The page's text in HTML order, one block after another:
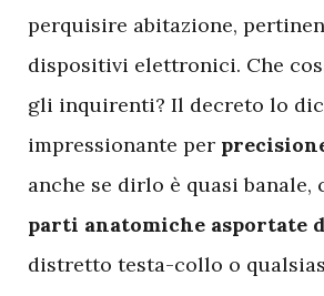
perquisire abitazione,
dispositivi elettronici. Che
gli inquirenti? Il decreto lo
impressionante per
anche se dirlo è quasi banale,
parti anatomiche asportate
distretto testa-collo o